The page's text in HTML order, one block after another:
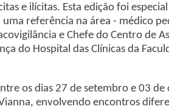
e ilícitas. Esta edição foi
referência na área - médico
e Chefe do Centro de
do Hospital das Clínicas da
os dias 27 de setembro e 03
envolvendo encontros